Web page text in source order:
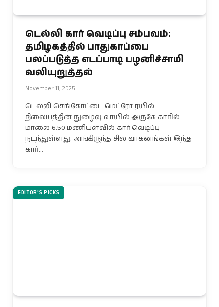
டெல்லி கார் வெடிப்பு சம்பவம்:
தமிழகத்தில் பாதுகாப்பை
பலப்படுத்த எடப்பாடி பழனிச்சாமி
வலியுறுத்தல்
November 11, 2025
டெல்லி செங்கோட்டை மெட்ரோ ரயில்
நிலையத்தின் நுழைவு வாயில் அருகே காரில்
மாலை 6.50 மணியளவில் கார் வெடிப்பு
நடந்துள்ளது. அங்கிருந்த சில வாகனங்கள் இந்த
கார்…
EDITOR'S PICKS